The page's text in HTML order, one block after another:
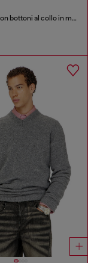
Maglione con bottoni al collo in maglia cotta effetto stropicciato